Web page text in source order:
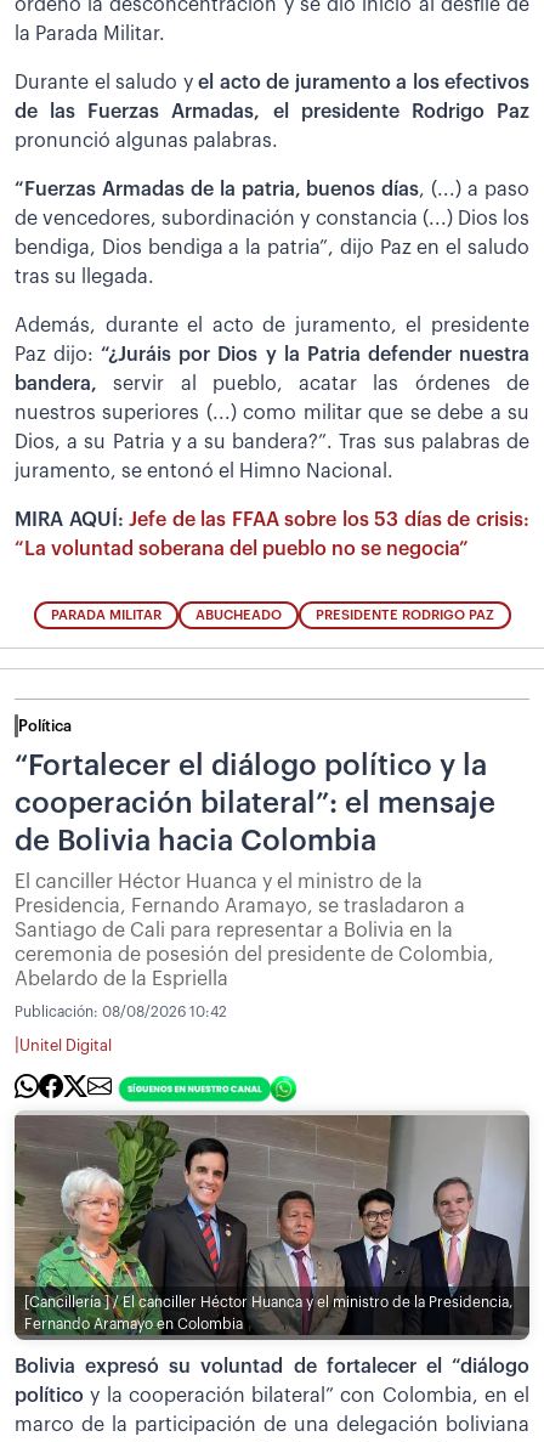
ordenó la desconcentración y se dio inicio al desfile de
la Parada Militar.
Durante el saludo yel acto de juramento a los efectivos
de las Fuerzas Armadas, el presidente Rodrigo Paz
pronunció algunas palabras.
“Fuerzas Armadas de la patria, buenos días, (...) a paso
de vencedores, subordinación y constancia (...) Dios los
bendiga, Dios bendiga a la patria”, dijo Paz en el saludo
tras su llegada.
Además, durante el acto de juramento, el presidente
Paz dijo:“¿Juráis por Dios y la Patria defender nuestra
bandera, servir al pueblo, acatar las órdenes de
nuestros superiores (...) como militar que se debe a su
Dios, a su Patria y a su bandera?”. Tras sus palabras de
juramento, se entonó el Himno Nacional.
MIRA AQUÍ:Jefe de las FFAA sobre los 53 días de crisis:
“La voluntad soberana del pueblo no se negocia”
PARADA MILITAR ABUCHEADO PRESIDENTE RODRIGO PAZ
Política
“Fortalecer el diálogo político y la
cooperación bilateral”: el mensaje
de Bolivia hacia Colombia
El canciller Héctor Huanca y el ministro de la
Presidencia, Fernando Aramayo, se trasladaron a
Santiago de Cali para representar a Bolivia en la
ceremonia de posesión del presidente de Colombia,
Abelardo de la Espriella
Publicación: 08/08/2026 10:42
Unitel Digital
[Cancillería ] / El canciller Héctor Huanca y el ministro de la Presidencia,
Fernando Aramayo en Colombia
Bolivia expresó su voluntad de fortalecer el “diálogo
políticoy la cooperación bilateral” con Colombia, en el
marco de la participación de una delegación boliviana